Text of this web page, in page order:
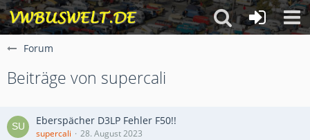
Forum
Beiträge von supercali
Eberspächer D3LP Fehler F50!!
supercali 28. August 2023